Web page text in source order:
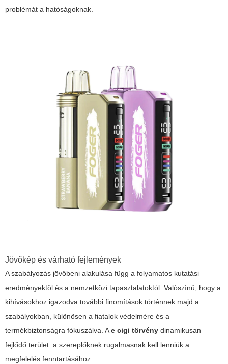
problémát a hatóságoknak.
Jövőkép és várható fejlemények
A szabályozás jövőbeni alakulása függ a folyamatos kutatási
eredményektől és a nemzetközi tapasztalatoktól. Valószínű, hogy a
kihívásokhoz igazodva további finomítások történnek majd a
szabályokban, különösen a fiatalok védelmére és a
termékbiztonságra fókuszálva. Ae cigi törvény dinamikusan
fejlődő terület: a szereplőknek rugalmasnak kell lenniük a
megfelelés fenntartásához.